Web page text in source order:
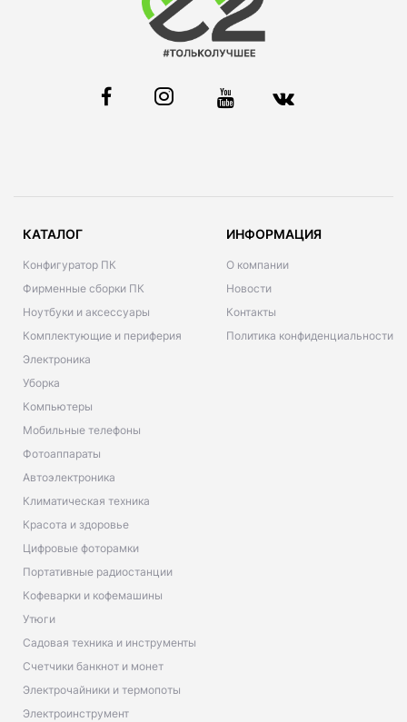
КАТАЛОГ
Конфигуратор ПК
Фирменные сборки ПК
Ноутбуки и аксессуары
Комплектующие и периферия
Электроника
Уборка
Компьютеры
Мобильные телефоны
Фотоаппараты
Автоэлектроника
Климатическая техника
Красота и здоровье
Цифровые фоторамки
Портативные радиостанции
Кофеварки и кофемашины
Утюги
Садовая техника и инструменты
Счетчики банкнот и монет
Электрочайники и термопоты
Электроинструмент
ИНФОРМАЦИЯ
О компании
Новости
Контакты
Политика конфиденциальности